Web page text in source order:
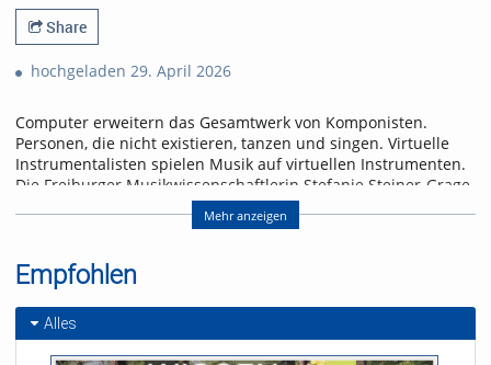
Share
hochgeladen 29. April 2026
Computer erweitern das Gesamtwerk von Komponisten.
Personen, die nicht existieren, tanzen und singen. Virtuelle
Instrumentalisten spielen Musik auf virtuellen Instrumenten.
Die Freiburger Musikwissenschaftlerin Stefanie Steiner-Grage
beurteilt den Vormarsch künstlicher Klänge eher skeptisch.
Prof. Dr. Stefanie Steiner-
Grage
Mehr anzeigen
Empfohlen
Alles